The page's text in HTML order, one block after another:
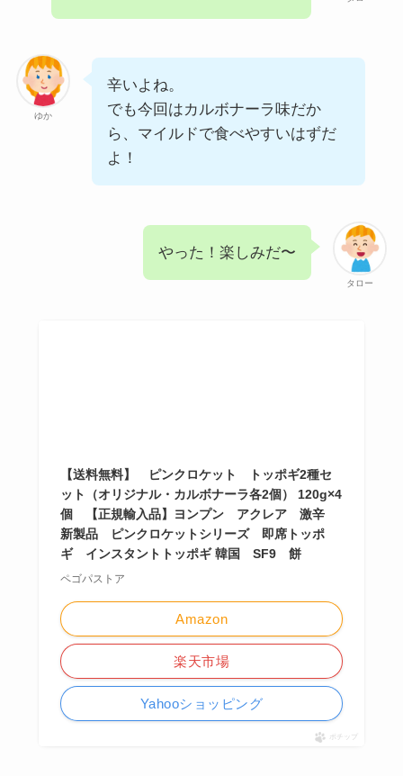
ゆか
辛いよね。
でも今回はカルボナーラ味だか
ら、マイルドで食べやすいはずだ
よ！
タロー
やった！楽しみだ〜
【送料無料】 ピンクロケット トッポギ2種セ
ット（オリジナル・カルボナーラ各2個） 120g×4
個 【正規輸入品】ヨンプン アクレア 激辛
新製品 ピンクロケットシリーズ 即席トッポ
ギ インスタントトッポギ 韓国 SF9 餅
ペゴパストア
Amazon
楽天市場
Yahooショッピング
ポチップ